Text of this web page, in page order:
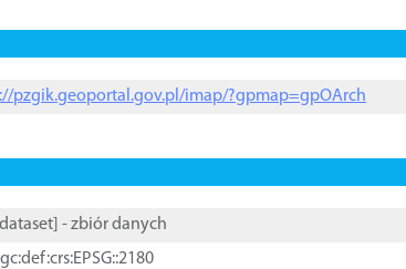
pzgik.geoportal.gov.pl/imap/?gpmap=gpOArch
dataset ] - zbiór danych